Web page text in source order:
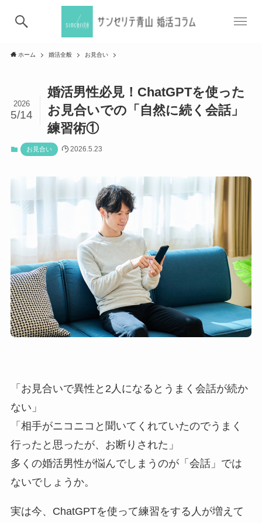
ホーム 婚活全般 お見合い
婚活男性必見！ChatGPTを使った
お見合いでの「自然に続く会話」
練習術①
2026
5/14
お見合い 2026.5.23
「お見合いで異性と2人になるとうまく会話が続か
ない」
「相手がニコニコと聞いてくれていたのでうまく
行ったと思ったが、お断りされた」
多くの婚活男性が悩んでしまうのが「会話」では
ないでしょうか。
実は今、ChatGPTを使って練習をする人が増えて